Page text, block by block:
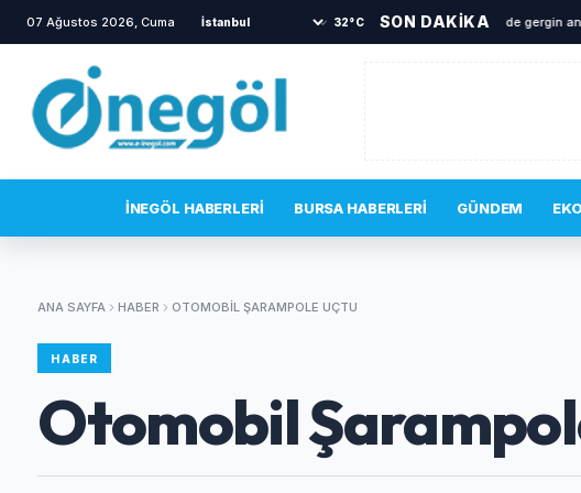
07 Ağustos 2026, Cuma 32°C SON DAKİKA
• İnegöl Devlet Hastanesi acil servisinde gergin anlar!•
İNEGÖL HABERLERI BURSA HABERLERI GÜNDEM
ANA SAYFA HABER OTOMOBIL ŞARAMPOLE UÇTU
HABER
Otomobil